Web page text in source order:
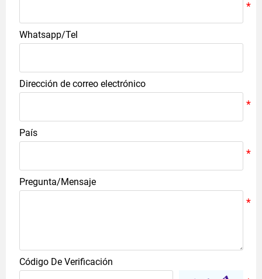
Whatsapp/Tel
Dirección de correo electrónico
País
Pregunta/Mensaje
Código De Verificación